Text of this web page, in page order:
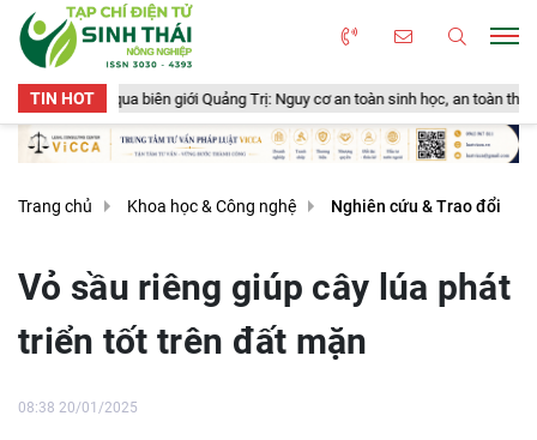
TIN HOT
Trị: Nguy cơ an toàn sinh học, an toàn thực phẩm từ sản phẩm động vật
Trang chủ Khoa học & Công nghệ Nghiên cứu & Trao đổi
Vỏ sầu riêng giúp cây lúa phát
triển tốt trên đất mặn
08:38 20/01/2025